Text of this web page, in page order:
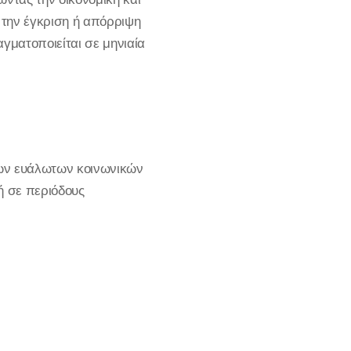
έγκριση ή απόρριψη
σε μηνιαία
ευάλωτων κοινωνικών
σε περιόδους